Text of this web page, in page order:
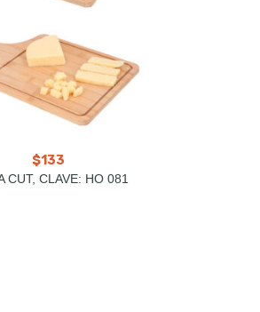
$133
CUT, CLAVE: HO 081